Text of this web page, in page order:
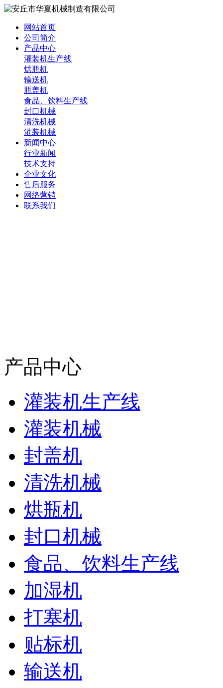
网站首页
公司简介
产品中心
灌装机生产线
烘瓶机
输送机
瓶盖机
食品、饮料生产线
封口机械
清洗机械
灌装机械
新闻中心
行业新闻
技术支持
企业文化
售后服务
网络营销
联系我们
产品中心
灌装机生产线
灌装机械
封盖机
清洗机械
烘瓶机
封口机械
食品、饮料生产线
加湿机
打塞机
贴标机
输送机